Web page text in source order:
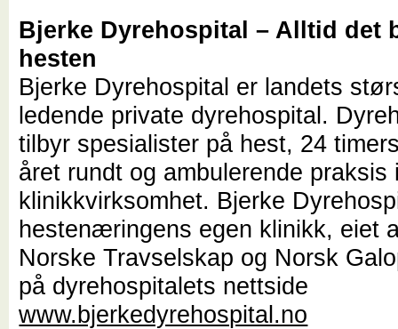
Bjerke Dyrehospital – Alltid det
hesten
Bjerke Dyrehospital er landets
ledende private dyrehospital.
tilbyr spesialister på hest, 24
året rundt og ambulerende praksis
klinikkvirksomhet. Bjerke
hestenæringens egen klinikk, eiet
Norske Travselskap og Norsk
på dyrehospitalets nettside
www.bjerkedyrehospital.no